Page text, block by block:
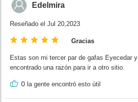
Edelmira
Reseñado el Jul 20,2023
Gracias
Estas son mi tercer par de gafas Eyecedar
encontrado una razón para ir a otro sitio.
0 la gente encontró esto útil